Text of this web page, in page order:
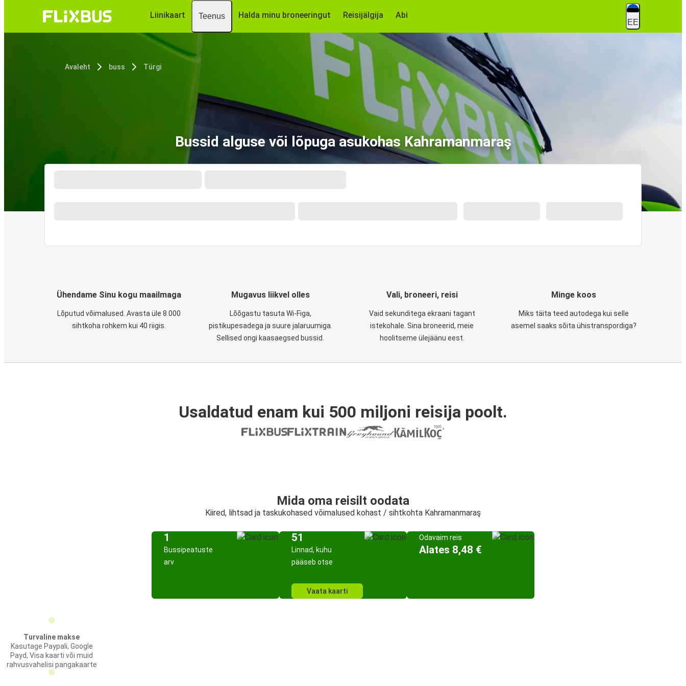
Liinikaart Teenus Halda minu broneeringut Reisijälgija Abi
EE
Avaleht buss Türgi
Bussid alguse või lõpuga asukohas Kahramanmaraş
Ühendame Sinu kogu maailmaga
Lõputud võimalused. Avasta üle 8 000
sihtkoha rohkem kui 40 riigis.
Mugavus liikvel olles
Lõõgastu tasuta Wi-Figa,
pistikupesadega ja suure jalaruumiga.
Sellised ongi kaasaegsed bussid.
Vali, broneeri, reisi
Vaid sekunditega ekraani tagant
istekohale. Sina broneerid, meie
hoolitseme ülejäänu eest.
Minge koos
Miks täita teed autodega kui selle
asemel saaks sõita ühistranspordiga?
Usaldatud enam kui 500 miljoni reisija poolt.
Mida oma reisilt oodata
Kiired, lihtsad ja taskukohased võimalused kohast / sihtkohta Kahramanmaraş
1
Bussipeatuste
arv
51
Linnad, kuhu
pääseb otse
Vaata kaarti
Odavaim reis
Alates 8,48 €
Turvaline makse
Kasutage Paypali, Google
Payd, Visa kaarti või muid
rahvusvahelisi pangakaarte